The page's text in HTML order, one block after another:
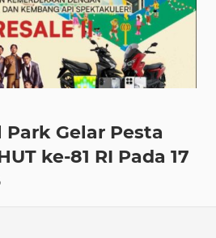
Gelar Pesta
ke-81 RI Pada 17